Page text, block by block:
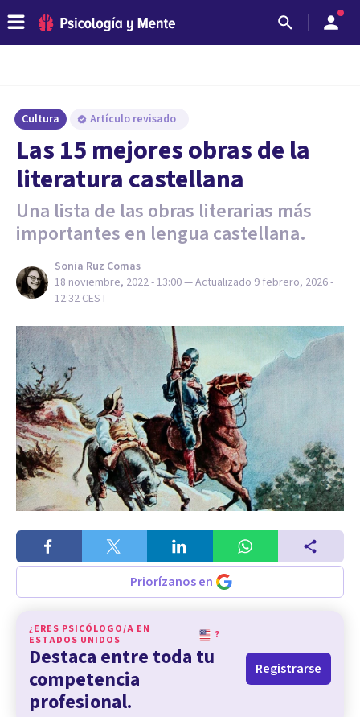
Cultura Artículo revisado
Las 15 mejores obras de la
literatura castellana
Una lista de las obras literarias más
importantes en lengua castellana.
Sonia Ruz Comas
18 noviembre, 2022 - 13:00— Actualizado 9 febrero, 2026 -
12:32 CEST
Priorízanos en
¿ERES PSICÓLOGO/A EN
ESTADOS UNIDOS
?
Destaca entre toda tu
competencia
profesional.
Registrarse